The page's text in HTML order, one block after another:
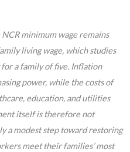
minimum wage remains
living wage, which studies
a family of five. Inflation
power, while the costs of
education, and utilities
itself is therefore not
a modest step toward restoring
meet their families’ most